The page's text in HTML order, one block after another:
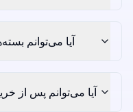
آیا می‌توانم
آیا می‌توانم پس از